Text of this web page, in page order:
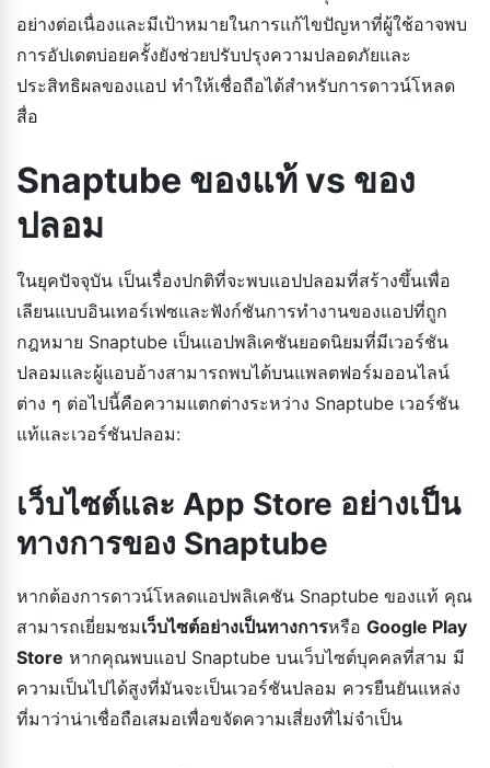
อย่างต่อเนื่องและมีเป้าหมายในการแก้ไขปัญหาที่ผู้ใช้อาจพบ
การอัปเดตบ่อยครั้งยังช่วยปรับปรุงความปลอดภัยและ
ประสิทธิผลของแอป ทำให้เชื่อถือได้สำหรับการดาวน์โหลด
สื่อ
Snaptube ของแท้ vs ของ
ปลอม
ในยุคปัจจุบัน เป็นเรื่องปกติที่จะพบแอปปลอมที่สร้างขึ้นเพื่อ
เลียนแบบอินเทอร์เฟซและฟังก์ชันการทำงานของแอปที่ถูก
กฎหมาย Snaptube เป็นแอปพลิเคชันยอดนิยมที่มีเวอร์ชัน
ปลอมและผู้แอบอ้างสามารถพบได้บนแพลตฟอร์มออนไลน์
ต่าง ๆ ต่อไปนี้คือความแตกต่างระหว่าง Snaptube เวอร์ชัน
แท้และเวอร์ชันปลอม:
เว็บไซต์และ App Store อย่างเป็น
ทางการของ Snaptube
หากต้องการดาวน์โหลดแอปพลิเคชัน Snaptube ของแท้ คุณ
สามารถเยี่ยมชมเว็บไซต์อย่างเป็นทางการหรือ Google Play
Store หากคุณพบแอป Snaptube บนเว็บไซต์บุคคลที่สาม มี
ความเป็นไปได้สูงที่มันจะเป็นเวอร์ชันปลอม ควรยืนยันแหล่ง
ที่มาว่าน่าเชื่อถือเสมอเพื่อขจัดความเสี่ยงที่ไม่จำเป็น